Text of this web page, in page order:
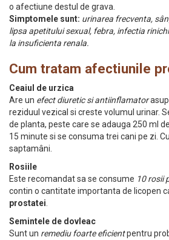
o afectiune destul de grava.
Simptomele sunt: urinarea frecventa,
lipsa apetitului sexual, febra, infectia
la insuficienta renala.
Cum tratam afectiunile
Ceaiul de urzica
Are un efect diuretic si antiinflamator
reziduul vezical si creste volumul urinar.
de planta, peste care se adauga 250 ml
15 minute si se consuma trei cani pe zi.
saptamâni.
Rosiile
Este recomandat sa se consume 10 rosii
contin o cantitate importanta de licopen
prostatei
Semintele de dovleac
Sunt un remediu foarte eficientpentru